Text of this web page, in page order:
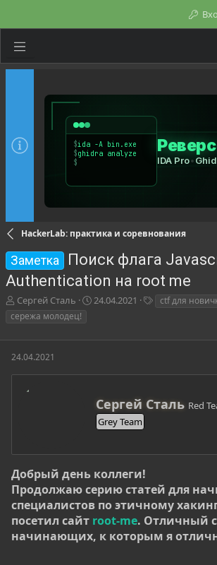
HackerLab: практика и соревнования
Заметка
Поиск флага
Authentication на root me
А
в
о
т
е
Сергей Сталь
Д
а
ч
л
а
24.04.2021
и
ctf для
сережа молодец!
24.04.2021
А
в
т
р
Сергей Сталь Red
Grey Team
Добрый день коллеги!
Продолжаю серию статей для
специалистов по этичному
посетил сайт root-me. Отличный
начинающих, к которым я